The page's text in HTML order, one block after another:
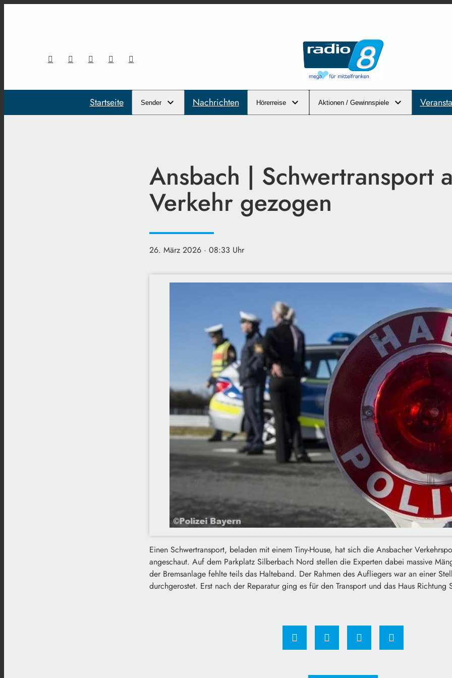
Startseite Sender Nachrichten Hörerreise Aktionen / Gewinnspiele
Ansbach | Schwertransport
Verkehr gezogen
26. März 2026 · 08:33 Uhr
Einen Schwertransport, beladen mit einem Tiny-House, hat sich die Ansbacher
angeschaut. Auf dem Parkplatz Silberbach Nord stellen die Experten dabei massive
der Bremsanlage fehlte teils das Halteband. Der Rahmen des Aufliegers war an einer
durchgerostet. Erst nach der Reparatur ging es für den Transport und das Haus Richtung